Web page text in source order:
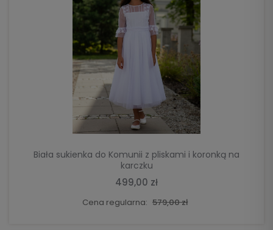
Biała sukienka do Komunii z pliskami i koronką na
karczku
499,00 zł
Cena regularna: 579,00 zł